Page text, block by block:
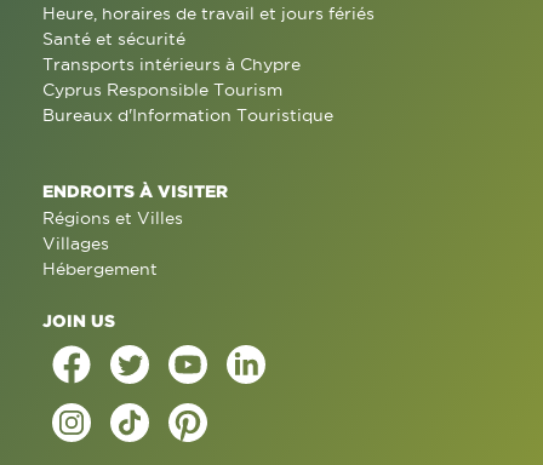
Heure, horaires de travail et jours fériés
Santé et sécurité
Transports intérieurs à Chypre
Cyprus Responsible Tourism
Bureaux d'Information Touristique
ENDROITS À VISITER
Régions et Villes
Villages
Hébergement
JOIN US